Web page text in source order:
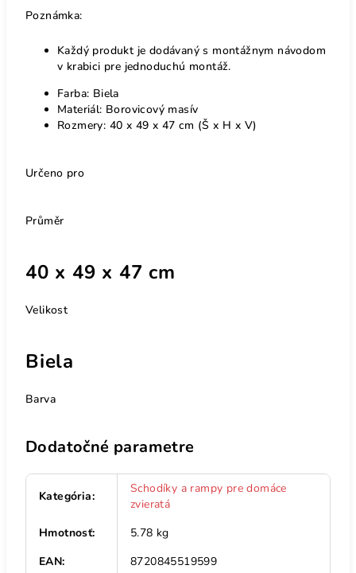
Poznámka:
Každý produkt je dodávaný s montážnym návodom
v krabici pre jednoduchú montáž.
Farba: Biela
Materiál: Borovicový masív
Rozmery: 40 x 49 x 47 cm (Š x H x V)
Určeno pro
Průměr
40 x 49 x 47 cm
Velikost
Biela
Barva
Dodatočné parametre
Kategória:
Schodíky a rampy pre domáce
zvieratá
Hmotnosť:
5.78 kg
EAN:
8720845519599